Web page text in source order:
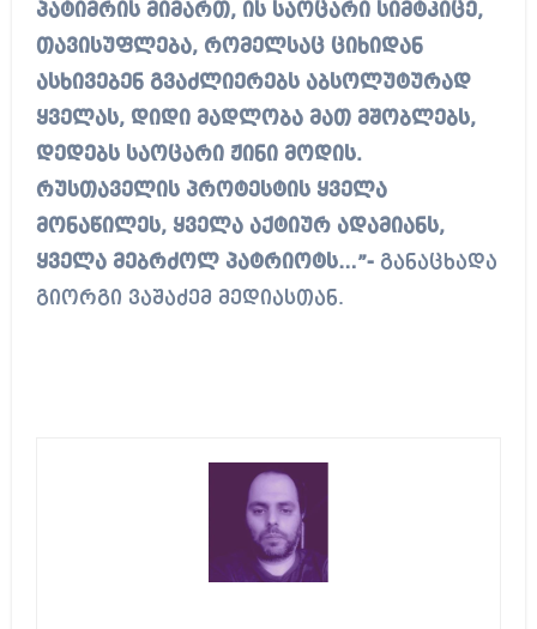
პატიმრის მიმართ, ის საოცარი სიმტკიცე,
თავისუფლება, რომელსაც ციხიდან
ასხივებენ გვაძლიერებს აბსოლუტურად
ყველას, დიდი მადლობა მათ მშობლებს,
დედებს საოცარი ჟინი მოდის.
რუსთაველის პროტესტის ყველა
მონაწილეს, ყველა აქტიურ ადამიანს,
ყველა მებრძოლ პატრიოტს…”-განაცხადა
გიორგი ვაშაძემ მედიასთან.